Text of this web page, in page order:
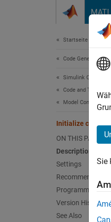
Startseite der
Code Generation
Simulink Coder
Code and Tool
Model
Initialize code
ON THIS PAGE
Description
Settings
Recommended
Programmatic
Version History
See Also
Sie